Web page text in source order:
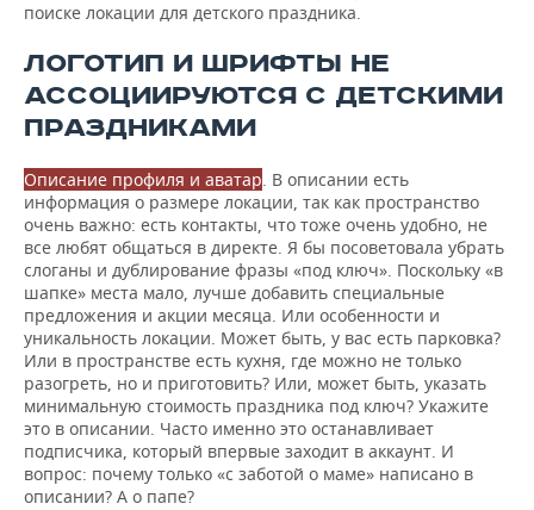
поиске локации для детского праздника.
ЛОГОТИП И ШРИФТЫ НЕ
АССОЦИИРУЮТСЯ С ДЕТСКИМИ
ПРАЗДНИКАМИ
Описание профиля и аватар. В описании есть
информация о размере локации, так как пространство
очень важно: есть контакты, что тоже очень удобно, не
все любят общаться в директе. Я бы посоветовала убрать
слоганы и дублирование фразы «под ключ». Поскольку «в
шапке» места мало, лучше добавить специальные
предложения и акции месяца. Или особенности и
уникальность локации. Может быть, у вас есть парковка?
Или в пространстве есть кухня, где можно не только
разогреть, но и приготовить? Или, может быть, указать
минимальную стоимость праздника под ключ? Укажите
это в описании. Часто именно это останавливает
подписчика, который впервые заходит в аккаунт. И
вопрос: почему только «с заботой о маме» написано в
описании? А о папе?